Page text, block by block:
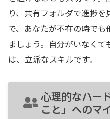
り、共有フォルダで進捗
で、あなたが不在の時で
ましょう。自分がいなく
は、立派なスキルです。
心理的なハー
こと」へのマ